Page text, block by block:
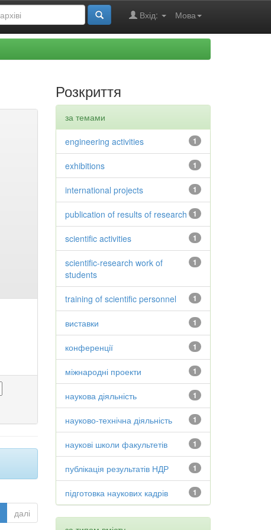
Мова
Вхід:
далі
Розкриття
за темами
1
engineering activities
1
exhibitions
1
international projects
1
publication of results of research
1
scientific activities
1
scientific-research work of
students
1
training of scientific personnel
1
виставки
1
конференції
1
міжнародні проекти
1
наукова діяльність
1
науково-технічна діяльність
1
наукові школи факультетів
1
публікація результатів НДР
1
підготовка наукових кадрів